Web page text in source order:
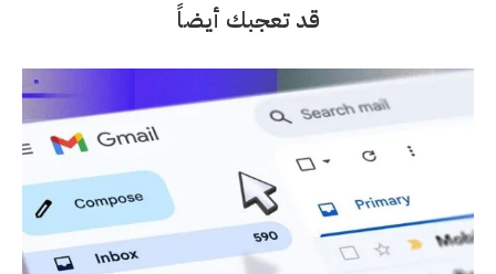
قد تعجبك أيضاً